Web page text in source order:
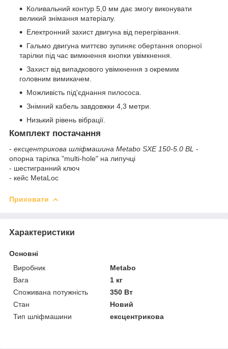
Коливальний контур 5,0 мм дає змогу виконувати
великий знімання матеріалу.
Електронний захист двигуна від перегрівання.
Гальмо двигуна миттєво зупиняє обертання опорної
тарілки під час вимкнення кнопки увімкнення.
Захист від випадкового увімкнення з окремим
головним вимикачем.
Можливість під'єднання пилососа.
Знімний кабель завдовжки 4,3 метри.
Низький рівень вібрації.
Комплект постачання
- ексцентрикова шліфмашина Metabo SXE 150-5.0 BL -
опорна тарілка "multi-hole" на липучці
- шестигранний ключ
- кейс MetaLoc
Приховати
Характеристики
Основні
Виробник
Metabo
Вага
1 кг
Споживана потужність
350 Вт
Стан
Новий
Тип шліфмашини
ексцентрикова